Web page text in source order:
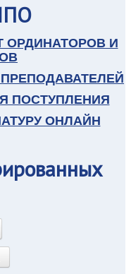
ОРДИНАТОРОВ И
ПОСТУПЛЕНИЯ
ОНЛАЙН